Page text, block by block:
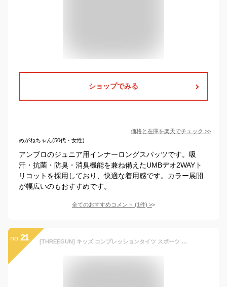
ショップでみる
価格と在庫を楽天でチェック >>
めがねちゃん(50代・女性)
アンブロのジュニア用インナーロングスパッツです。吸
汗・抗菌・防臭・消臭機能を兼ね備えたUMBデオ2WAYト
リコットを採用しており、快適な着用感です。カラー展開
が幅広いのもおすすめです。
全てのおすすめコメント (1件) >
no. 21 [THREEGUN] キッズ コンプレッションタイツ スポーツ タイツ トレーニングウェア ジュニア 着圧レギンス 速乾 スパッツ 子供 冷感 [UVカット・男女兼用](3339blk-140)